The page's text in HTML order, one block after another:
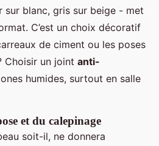
blanc, gris sur beige - met
C’est un choix décoratif
de ciment ou les poses
Choisir un joint anti-
humides, surtout en salle
et du calepinage
soit-il, ne donnera